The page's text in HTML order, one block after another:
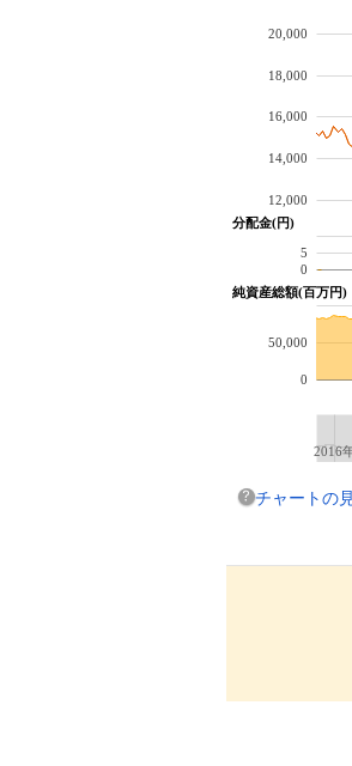
12,000
14,000
16,000
18,000
20,000
分配金(円)
0
5
純資産総額(百万円)
0
50,000
2016
チャートの